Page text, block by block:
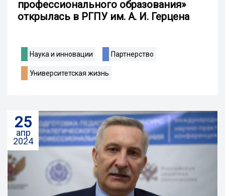
профессионального образования»
открылась в РГПУ им. А. И. Герцена
Наука и инновации Партнерство
Университетская жизнь
25
апр
2024